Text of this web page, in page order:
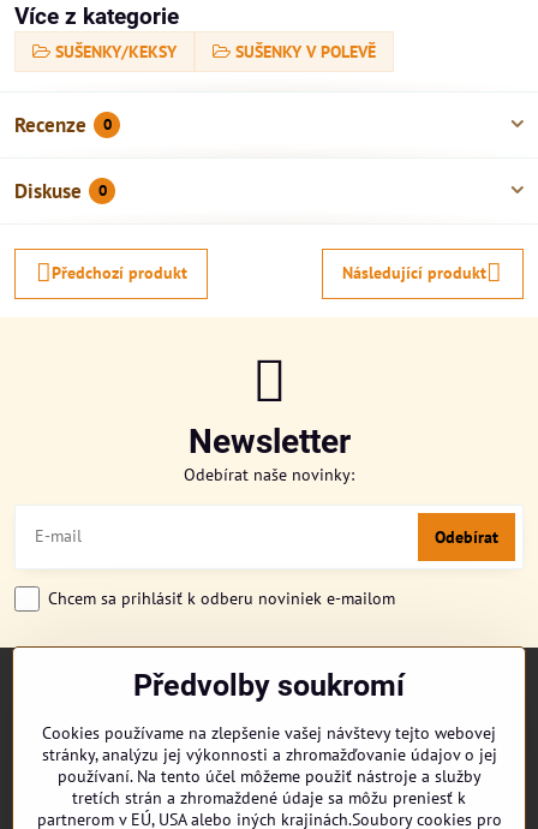
Více z kategorie
SUŠENKY/KEKSY SUŠENKY V POLEVĚ
Recenze 0
Diskuse 0
Předchozí produkt Následující produkt
Newsletter
Odebírat naše novinky:
Odebírat
Chcem sa prihlásiť k odberu noviniek e-mailom
CUKRONOVINKY
DORUČENÍ OBJEDNÁVKY
REKLAMAČNÍ ŘÁD
OBCHODNÍ PODMÍNKY
Předvolby soukromí
Cookies používame na zlepšenie vašej návštevy tejto webovej
stránky, analýzu jej výkonnosti a zhromažďovanie údajov o jej
používaní. Na tento účel môžeme použiť nástroje a služby
tretích strán a zhromaždené údaje sa môžu preniesť k
partnerom v EÚ, USA alebo iných krajinách.Soubory cookies pro